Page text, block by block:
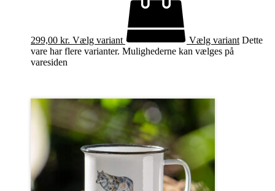
299,00 kr. Vælg variant Vælg variant Dette
vare har flere varianter. Mulighederne kan vælges på
varesiden